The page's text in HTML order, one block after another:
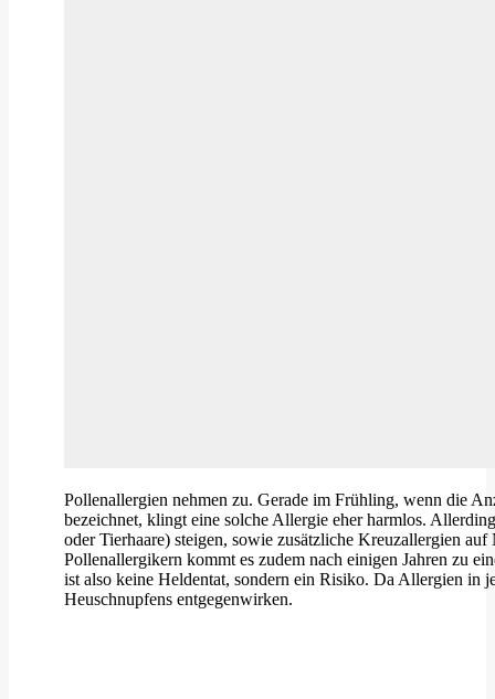
Pollenallergien nehmen zu. Gerade im Frühling, wenn die
bezeichnet, klingt eine solche Allergie eher harmlos.
oder Tierhaare) steigen, sowie zusätzliche Kreuzallergien
Pollenallergikern kommt es zudem nach einigen Jahren zu
ist also keine Heldentat, sondern ein Risiko. Da Allergien in
Heuschnupfens entgegenwirken.